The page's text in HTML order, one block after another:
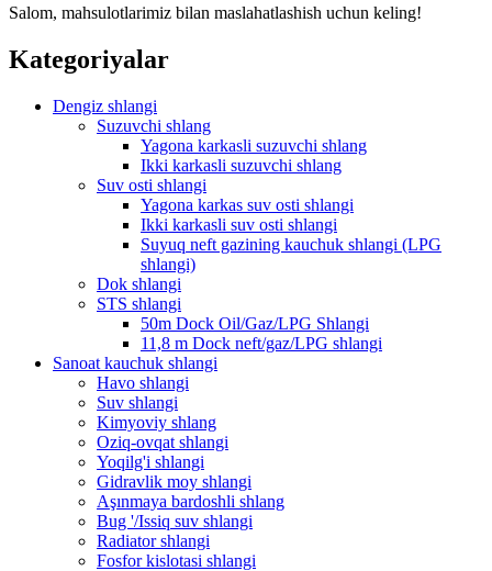
Salom, mahsulotlarimiz bilan maslahatlashish uchun keling!
Kategoriyalar
Dengiz shlangi
Suzuvchi shlang
Yagona karkasli suzuvchi shlang
Ikki karkasli suzuvchi shlang
Suv osti shlangi
Yagona karkas suv osti shlangi
Ikki karkasli suv osti shlangi
Suyuq neft gazining kauchuk shlangi (LPG
shlangi)
Dok shlangi
STS shlangi
50m Dock Oil/Gaz/LPG Shlangi
11,8 m Dock neft/gaz/LPG shlangi
Sanoat kauchuk shlangi
Havo shlangi
Suv shlangi
Kimyoviy shlang
Oziq-ovqat shlangi
Yoqilg'i shlangi
Gidravlik moy shlangi
Aşınmaya bardoshli shlang
Bug '/Issiq suv shlangi
Radiator shlangi
Fosfor kislotasi shlangi